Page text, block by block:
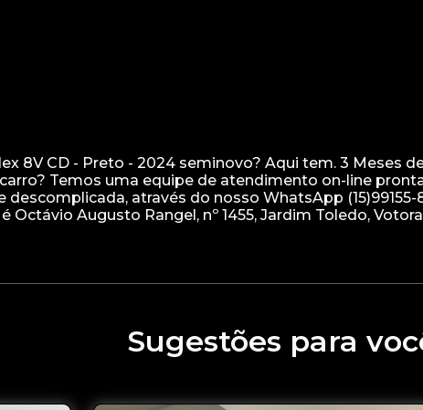
8V CD - Preto - 2024 seminovo? Aqui tem. 3 Meses
Temos uma equipe de atendimento on-line
através do nosso WhatsApp (15)99155-
Octávio Augusto Rangel, nº 1455, Jardim Toledo,
Sugestões para